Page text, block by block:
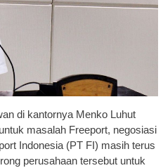
di kantornya Menko Luhut
masalah Freeport, negosiasi
Indonesia (PT FI) masih terus
perusahaan tersebut untuk